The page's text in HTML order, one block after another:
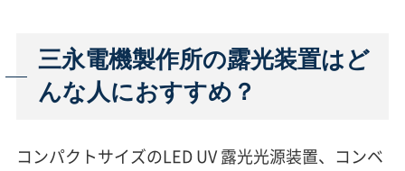
三永電機製作所の露光装置はど
んな人におすすめ？
コンパクトサイズのLED UV 露光光源装置、コンベ